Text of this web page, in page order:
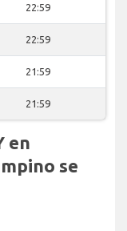
22:59
22:59
21:59
21:59
en
se